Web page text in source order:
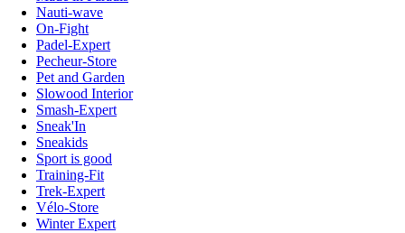
Nauti-wave
On-Fight
Padel-Expert
Pecheur-Store
Pet and Garden
Slowood Interior
Smash-Expert
Sneak'In
Sneakids
Sport is good
Training-Fit
Trek-Expert
Vélo-Store
Winter Expert